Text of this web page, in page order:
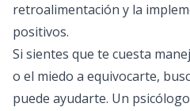
retroalimentación y la
positivos.
Si sientes que te cuesta
o el miedo a equivocarte,
puede ayudarte. Un